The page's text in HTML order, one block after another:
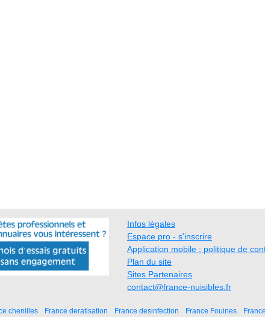
Infos légales
Espace pro - s'inscrire
Application mobile : politique de
Plan du site
Sites Partenaires
contact@france-nuisibles.fr
chenilles France deratisation France desinfection France Fouines